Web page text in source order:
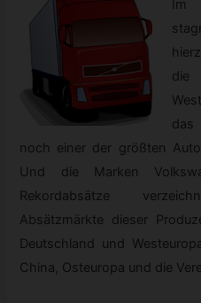
Im
das
noch einer der größten
Und die Marken
Rekordabsätze
Absätzmärkte dieser
Deutschland und
China, Osteuropa und die